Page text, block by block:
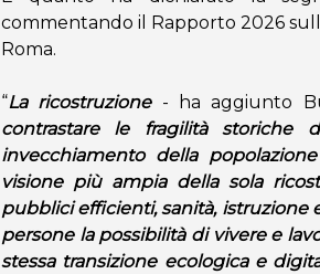
commentando il Rapporto 2026
Roma.
“La ricostruzione- ha aggiunto
contrastare le fragilità storiche
invecchiamento della
visione più ampia della sola
pubblici efficienti, sanità, istruzione
persone la possibilità di vivere e
stessa transizione ecologica e